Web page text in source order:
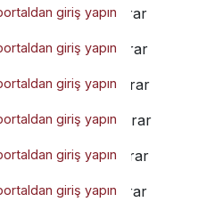
giriş yapın
0300 (MDMY).rar
giriş yapın
0250 (MDMY).rar
giriş yapın
0350 (MDMY).rar
giriş yapın
0450 (MDMY).rar
giriş yapın
0050 (MDMY).rar
giriş yapın
0500 (MDMY).rar